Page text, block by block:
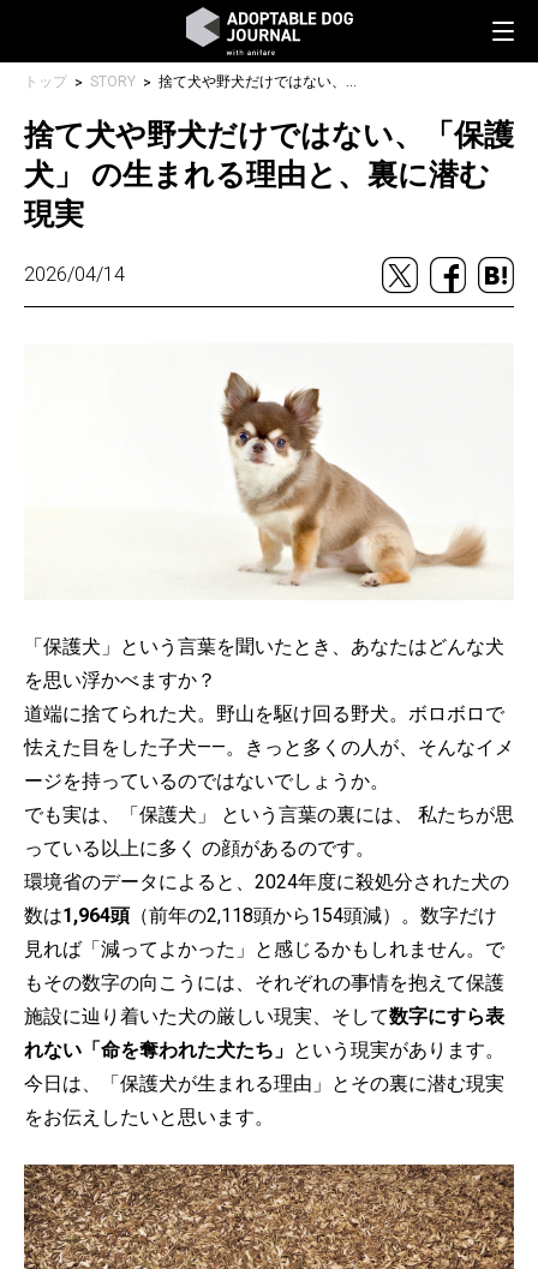
トップ STORY 捨て犬や野犬だけではない、「保護犬」 の生まれる理由と、裏に潜む現実
捨て犬や野犬だけではない、「保護
犬」 の生まれる理由と、裏に潜む
現実
2026/04/14
「保護犬」という言葉を聞いたとき、あなたはどんな犬
を思い浮かべますか？
道端に捨てられた犬。野山を駆け回る野犬。ボロボロで
怯えた目をした子犬——。きっと多くの人が、そんなイメ
ージを持っているのではないでしょうか。
でも実は、「保護犬」 という言葉の裏には、 私たちが思
っている以上に多く の顔があるのです。
環境省のデータによると、2024年度に殺処分された犬の
数は1,964頭 （前年の2,118頭から154頭減）。数字だけ
見れば「減ってよかった」と感じるかもしれません。で
もその数字の向こうには、それぞれの事情を抱えて保護
施設に辿り着いた犬の厳しい現実、そして数字にすら表
れない「命を奪われた犬たち」 という現実があります。
今日は、「保護犬が生まれる理由」とその裏に潜む現実
をお伝えしたいと思います。